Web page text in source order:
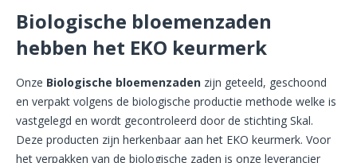
Biologische bloemenzaden
hebben het EKO keurmerk
Onze Biologische bloemenzaden zijn geteeld, geschoond
en verpakt volgens de biologische productie methode welke is
vastgelegd en wordt gecontroleerd door de stichting Skal.
Deze producten zijn herkenbaar aan het EKO keurmerk. Voor
het verpakken van de biologische zaden is onze leverancier